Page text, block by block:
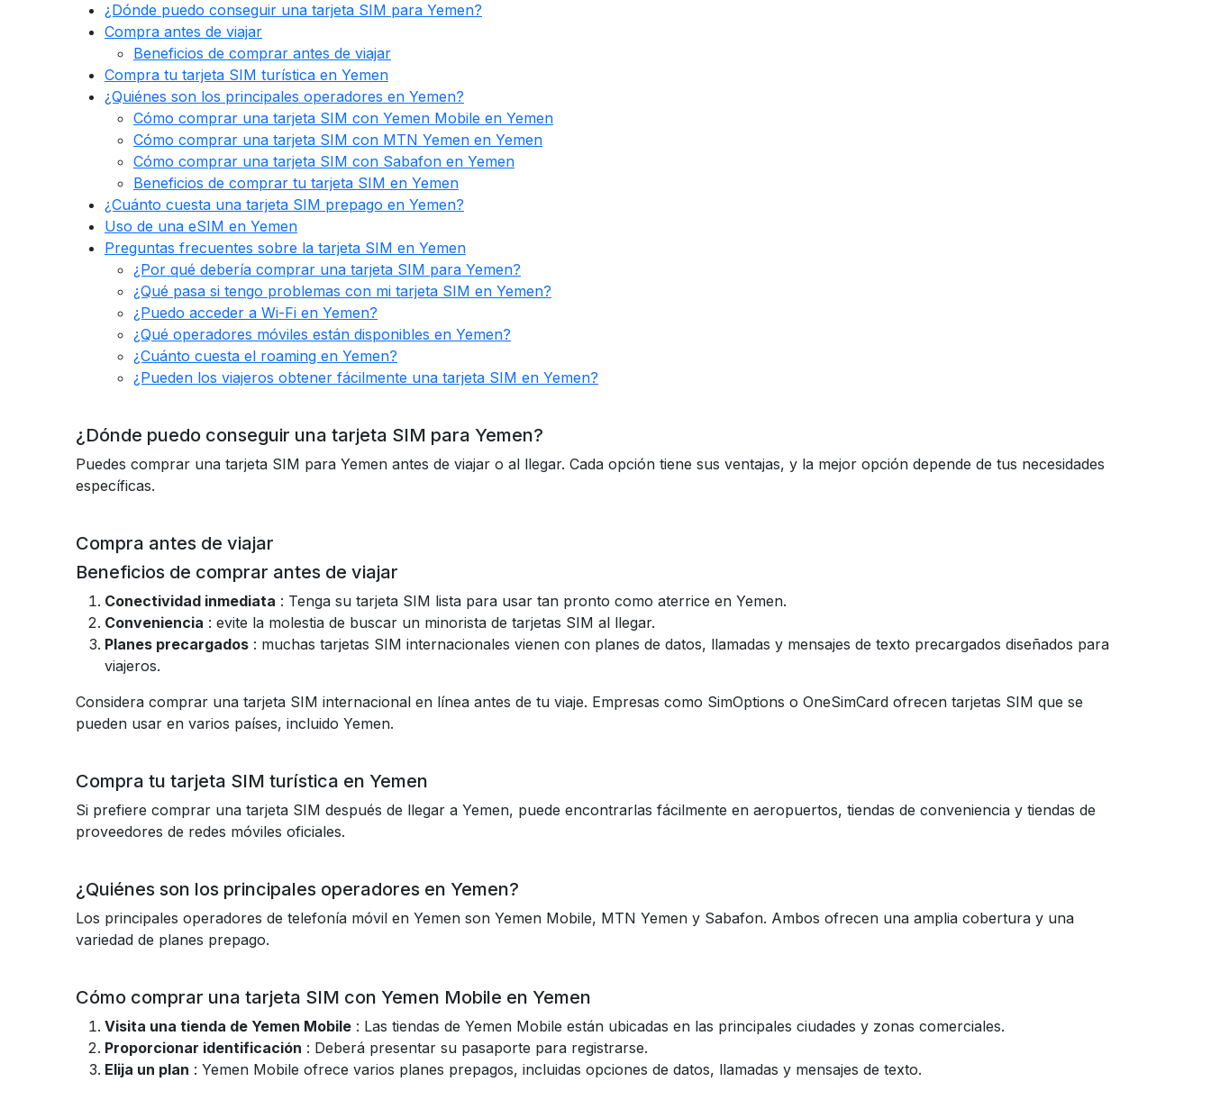
¿Dónde puedo conseguir una tarjeta SIM para Yemen?
Compra antes de viajar
Beneficios de comprar antes de viajar
Compra tu tarjeta SIM turística en Yemen
¿Quiénes son los principales operadores en Yemen?
Cómo comprar una tarjeta SIM con Yemen Mobile en Yemen
Cómo comprar una tarjeta SIM con MTN Yemen en Yemen
Cómo comprar una tarjeta SIM con Sabafon en Yemen
Beneficios de comprar tu tarjeta SIM en Yemen
¿Cuánto cuesta una tarjeta SIM prepago en Yemen?
Uso de una eSIM en Yemen
Preguntas frecuentes sobre la tarjeta SIM en Yemen
¿Por qué debería comprar una tarjeta SIM para Yemen?
¿Qué pasa si tengo problemas con mi tarjeta SIM en Yemen?
¿Puedo acceder a Wi-Fi en Yemen?
¿Qué operadores móviles están disponibles en Yemen?
¿Cuánto cuesta el roaming en Yemen?
¿Pueden los viajeros obtener fácilmente una tarjeta SIM en Yemen?
¿Dónde puedo conseguir una tarjeta SIM para Yemen?
Puedes comprar una tarjeta SIM para Yemen antes de viajar o al llegar. Cada opción tiene sus ventajas, y la mejor opción depende de tus necesidades
específicas.
Compra antes de viajar
Beneficios de comprar antes de viajar
Conectividad inmediata : Tenga su tarjeta SIM lista para usar tan pronto como aterrice en Yemen.
Conveniencia : evite la molestia de buscar un minorista de tarjetas SIM al llegar.
Planes precargados : muchas tarjetas SIM internacionales vienen con planes de datos, llamadas y mensajes de texto precargados diseñados para
viajeros.
Considera comprar una tarjeta SIM internacional en línea antes de tu viaje. Empresas como SimOptions o OneSimCard ofrecen tarjetas SIM que se
pueden usar en varios países, incluido Yemen.
Compra tu tarjeta SIM turística en Yemen
Si prefiere comprar una tarjeta SIM después de llegar a Yemen, puede encontrarlas fácilmente en aeropuertos, tiendas de conveniencia y tiendas de
proveedores de redes móviles oficiales.
¿Quiénes son los principales operadores en Yemen?
Los principales operadores de telefonía móvil en Yemen son Yemen Mobile, MTN Yemen y Sabafon. Ambos ofrecen una amplia cobertura y una
variedad de planes prepago.
Cómo comprar una tarjeta SIM con Yemen Mobile en Yemen
Visita una tienda de Yemen Mobile : Las tiendas de Yemen Mobile están ubicadas en las principales ciudades y zonas comerciales.
Proporcionar identificación : Deberá presentar su pasaporte para registrarse.
Elija un plan : Yemen Mobile ofrece varios planes prepagos, incluidas opciones de datos, llamadas y mensajes de texto.